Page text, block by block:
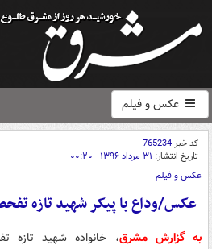
عکس و فیلم
کد خبر765234
تاریخ انتشار: ۳۱ مرداد ۱۳۹۶ - ۰۰:۲۰
عکس و فیلم
عکس/وداع با پیکر شهید تازه
به گزارش مشرق، خانواده شهید